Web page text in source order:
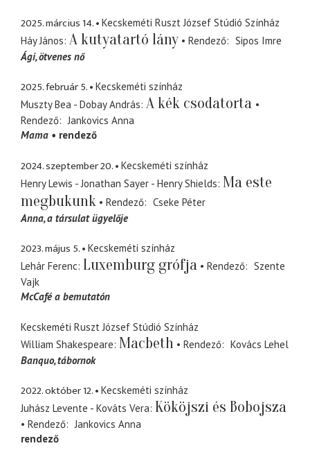
2025. március 14.
Kecskeméti Ruszt József Stúdió Színház
Háy János A kutyatartó lány Rendező
Sipos Imre
Ági ötvenes nő
2025. február 5.
Kecskeméti színház
Muszty Bea - Dobay András A kék csodatorta
Rendező
Jankovics Anna
Mama
rendező
2024. szeptember 20.
Kecskeméti színház
Henry Lewis - Jonathan Sayer - Henry Shields Ma este
megbukunk
Rendező
Cseke Péter
Anna a társulat ügyelője
2023. május 5.
Kecskeméti színház
Lehár Ferenc Luxemburg grófja Rendező
Szente
Vajk
McCafé a bemutatón
Kecskeméti Ruszt József Stúdió Színház
William Shakespeare Macbeth Rendező
Kovács Lehel
Banquo tábornok
2022. október 12.
Kecskeméti színház
Juhász Levente - Kováts Vera Kököjszi és Bobojsza
Rendező
Jankovics Anna
rendező